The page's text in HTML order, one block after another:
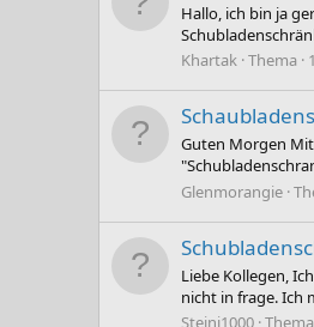
Hallo, ich bin ja
Khartak Thema
Guten Morgen
Glenmorangie
Liebe Kollegen,
nicht in frage. Ich